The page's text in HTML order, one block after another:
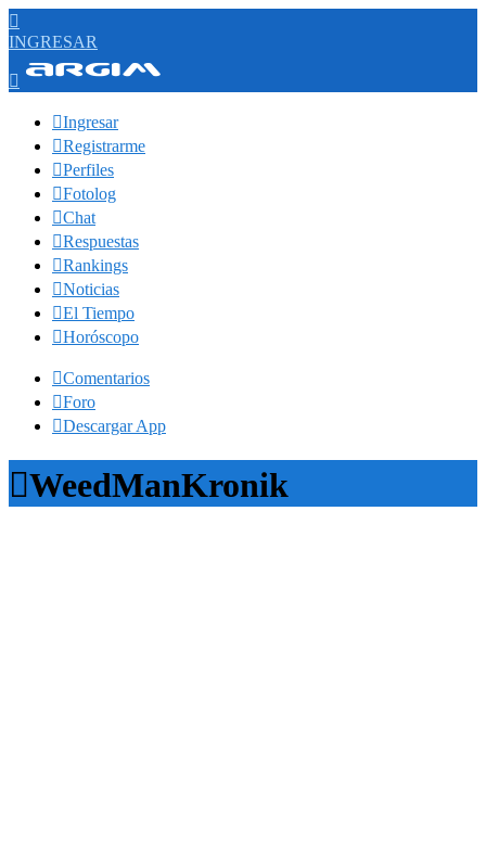

INGRESAR

Ingresar
Registrarme
Perfiles
Fotolog
Chat
Respuestas
Rankings
Noticias
El Tiempo
Horóscopo
Comentarios
Foro
Descargar App
WeedManKronik